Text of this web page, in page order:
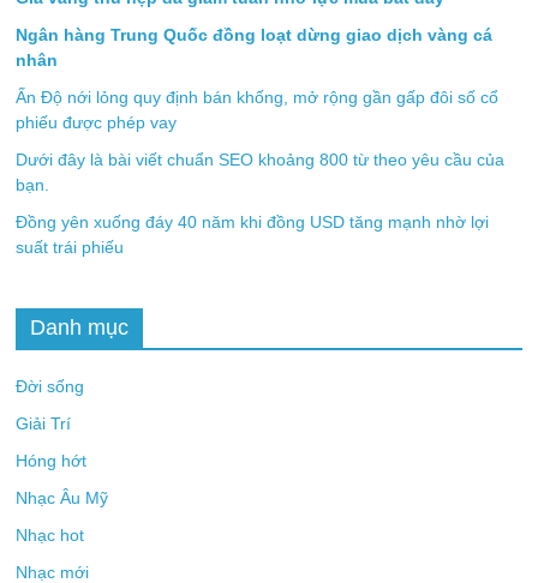
Ngân hàng Trung Quốc đồng loạt dừng giao dịch vàng cá
nhân
Ấn Độ nới lỏng quy định bán khống, mở rộng gần gấp đôi số cổ
phiếu được phép vay
Dưới đây là bài viết chuẩn SEO khoảng 800 từ theo yêu cầu của
bạn.
Đồng yên xuống đáy 40 năm khi đồng USD tăng mạnh nhờ lợi
suất trái phiếu
Danh mục
Đời sống
Giải Trí
Hóng hớt
Nhạc Âu Mỹ
Nhạc hot
Nhạc mới